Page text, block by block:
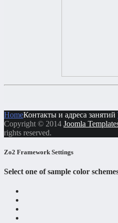
HomeКонтакты и адреса занятий
Copyright © 2014 Joomla
rights reserved.
Zo2 Framework Settings
Select one of sample color